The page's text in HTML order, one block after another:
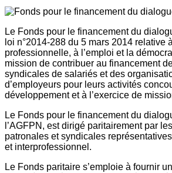
Le Fonds pour le financement du
loi n°2014-288 du 5 mars 2014 relative
professionnelle, à l’emploi et la
mission de contribuer au financement
syndicales de salariés et des
d’employeurs pour leurs activités
développement et à l’exercice de
Le Fonds pour le financement du
l’AGFPN, est dirigé paritairement par
patronales et syndicales
et interprofessionnel.
Le Fonds paritaire s’emploie à fournir